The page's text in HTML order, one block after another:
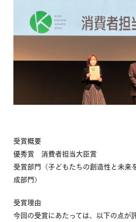
受賞概要
優秀賞 消費者担当大臣賞
受賞部門（子どもたちの創造性と未来
成部門）
受賞理由
今回の受賞にあたっては、以下の点が